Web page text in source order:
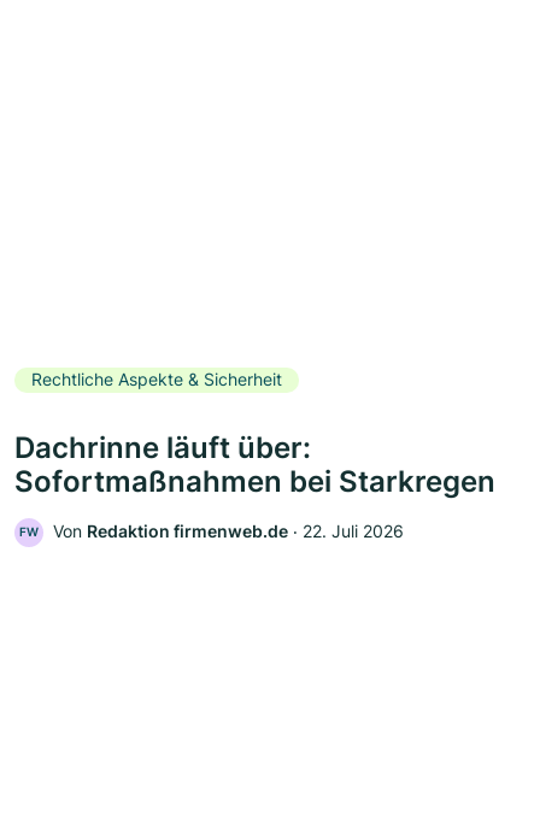
Rechtliche Aspekte & Sicherheit
Dachrinne läuft über:
Sofortmaßnahmen bei Starkregen
FW Von Redaktion firmenweb.de ‧ 22. Juli 2026